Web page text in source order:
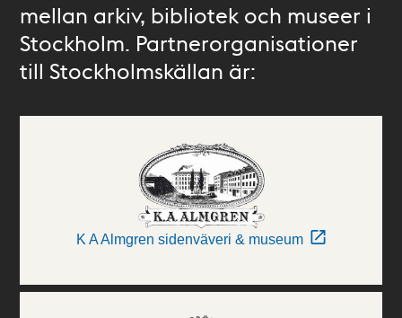
mellan arkiv, bibliotek och museer i
Stockholm. Partnerorganisationer
till Stockholmskällan är:
K A Almgren sidenväveri & museum